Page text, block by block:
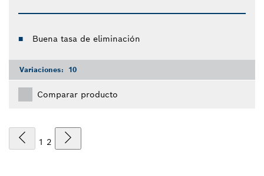
Buena tasa de eliminación
Variaciones: 10
Comparar producto
1 2